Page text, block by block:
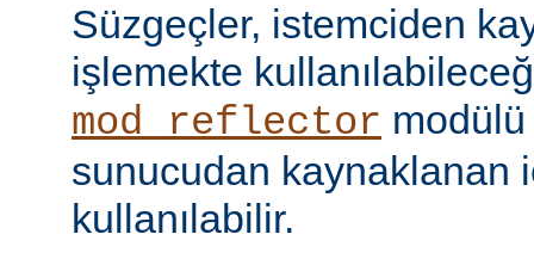
Süzgeçler, istemciden
işlemekte
mod_reflector modülü
sunucudan kaynaklanan
kullanılabilir.